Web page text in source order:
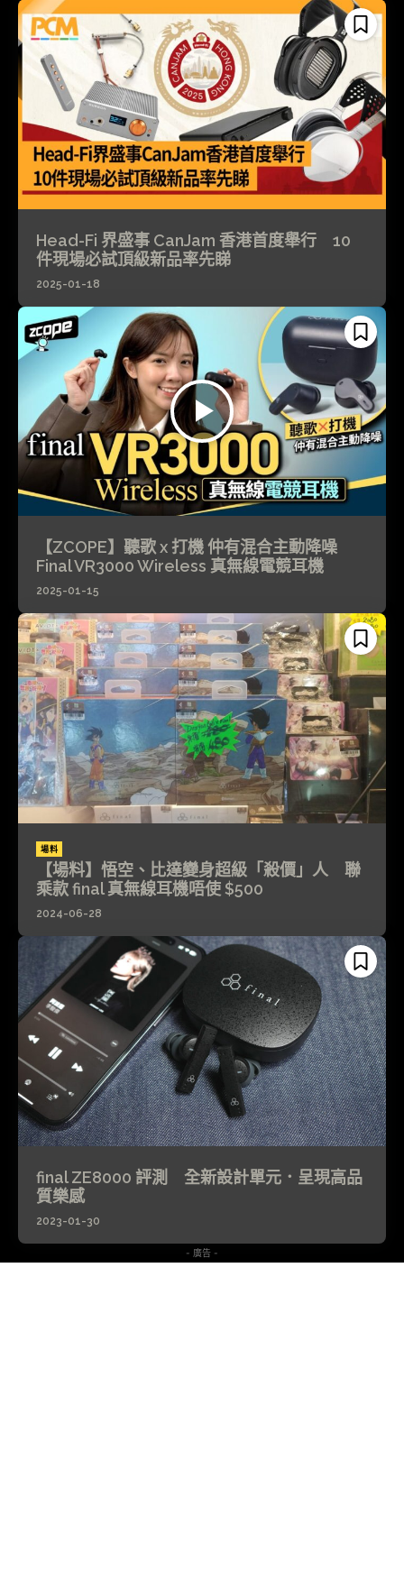
Head-Fi 界盛事 CanJam 香港首度舉行 10
件現場必試頂級新品率先睇
2025-01-18
【ZCOPE】聽歌 x 打機 仲有混合主動降噪
Final VR3000 Wireless 真無線電競耳機
2025-01-15
場料
【場料】悟空、比達變身超級「殺價」人 聯
乘款 final 真無線耳機唔使 $500
2024-06-28
final ZE8000 評測 全新設計單元．呈現高品
質樂感
2023-01-30
- 廣告 -